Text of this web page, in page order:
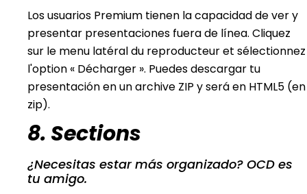
Los usuarios Premium tienen la capacidad de ver y
presentar presentaciones fuera de línea. Cliquez
sur le menu latéral du reproducteur et sélectionnez
l'option « Décharger ». Puedes descargar tu
presentación en un archive ZIP y será en HTML5 (en
zip).
8. Sections
¿Necesitas estar más organizado? OCD es
tu amigo.